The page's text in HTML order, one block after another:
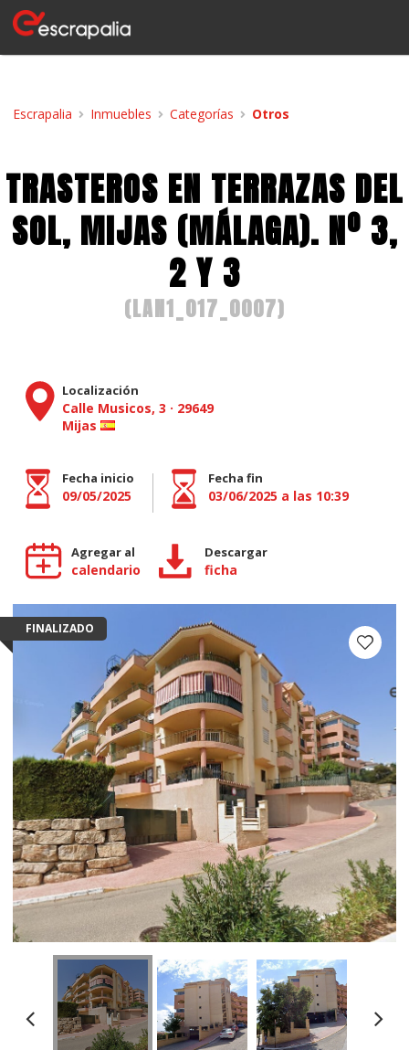
Escrapalia Inmuebles Categorías Otros
TRASTEROS EN TERRAZAS DEL
SOL, MIJAS (MÁLAGA). Nº 3,
2 Y 3
(LAN1_017_0007)
Localización
Calle Musicos, 3 · 29649
Mijas
Fecha inicio
09/05/2025
Fecha fin
03/06/2025 a las 10:39
Agregar al
calendario
Descargar
ficha
FINALIZADO